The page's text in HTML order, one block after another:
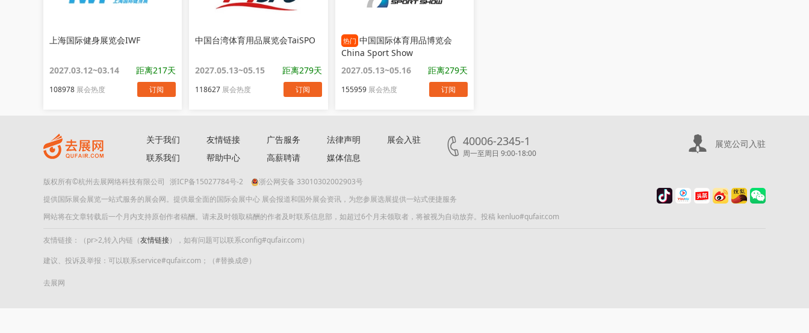
上海国际健身展览会IWF
2027.03.12~03.14 距离217天
108978 展会热度 订阅
中国台湾体育用品展览会TaiSPO
2027.05.13~05.15 距离279天
118627 展会热度 订阅
热门 中国国际体育用品博览会
China Sport Show
2027.05.13~05.16
距离279天
155959展会热度 订阅
关于我们
联系我们
友情链接
帮助中心
广告服务
高薪聘请
法律声明
媒体信息
展会入驻 40006-2345-1
周一至周日 9:00-18:00
展览公司入驻
版权所有©杭州去展网络科技有限公司 浙ICP备15027784号-2
浙公网安备 33010302002903号
提供国际展会展览一站式服务的展会网。提供最全面的国际会展中心 展会报道和国外展会资讯，为您参展选展提供一站式便捷服务
网站将在文章转载后一个月内支持原创作者稿酬。请未及时领取稿酬的作者及时联系信息部，如超过6个月未领取者，将被视为自动放弃。投稿 kenluo#qufair.com
友情链接：（pr>2,转入内链（友情链接），如有问题可以联系config#qufair.com）
建议、投诉及举报：可以联系service#qufair.com；（#替换成@）
去展网